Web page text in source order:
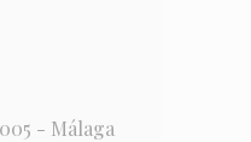
- Málaga